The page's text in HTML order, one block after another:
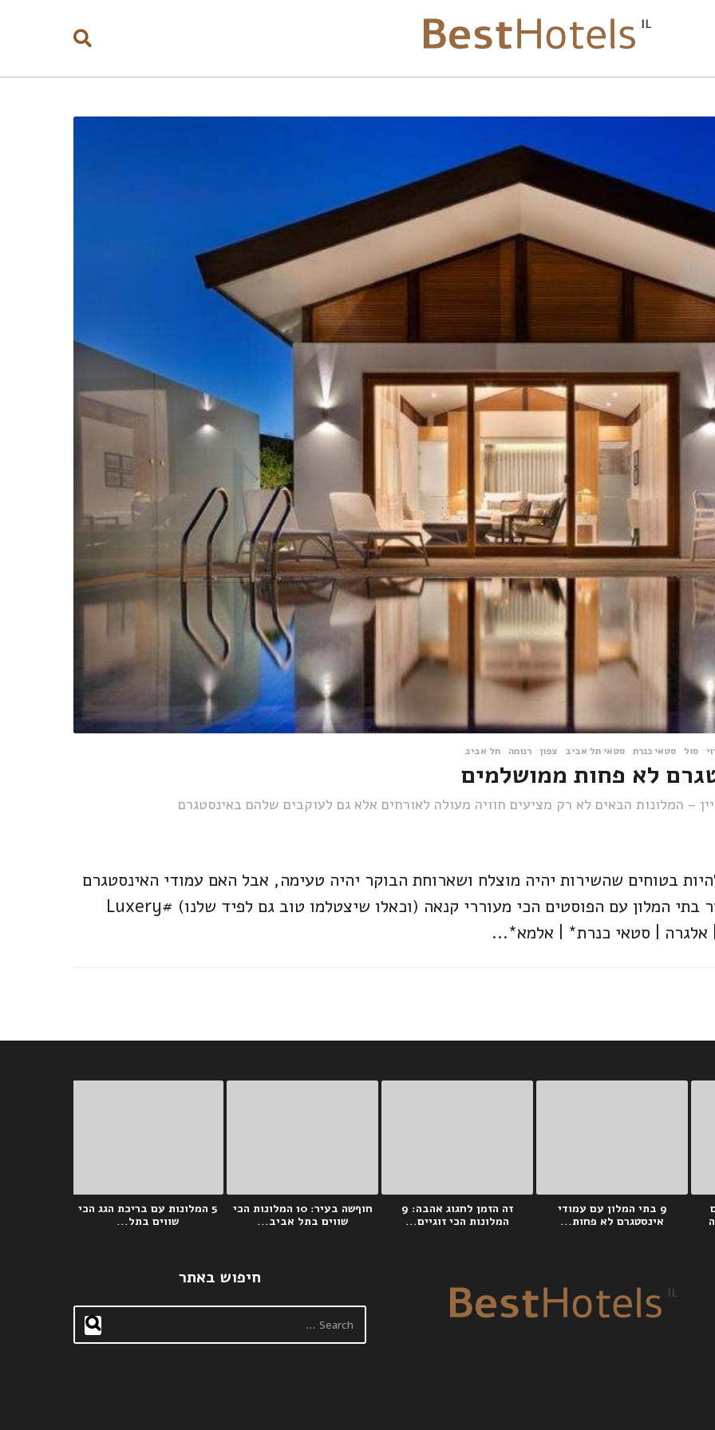
,
סול ,
סטאי כנרת ,
סטאי תל אביב ,
צפון ,
רנומה ,
תל אביב
– המלונות הבאים לא רק מציעים חוויה מעולה לאורחים אלא גם לעוקבים שלהם באינסטגרם
בטוחים שהשירות יהיה מוצלח ושארוחת הבוקר יהיה טעימה, אבל האם עמודי האינסטגרם
שלהם באמת מרהיבים? יצאתי במסע לאיתור בתי המלון עם הפוסטים הכי מעוררי קנאה (וכאלו שיצטלמו טוב גם לפיד שלנו) #Luxery
9 בתי המלון עם עמודי
אינסטגרם לא פחות...
זה הזמן לחגוג אהבה: 9
המלונות הכי זוגיים...
חוףשה בעיר: 10 המלונות הכי
שווים בתל אביב...
5 המלונות עם בריכת הגג הכי
שווים בתל...
חיפוש באתר
S
a